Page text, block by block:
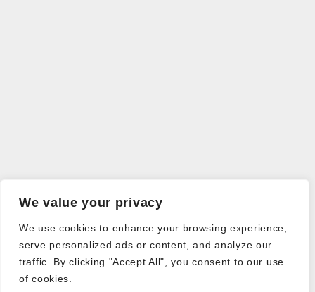
We value your privacy
We use cookies to enhance your browsing experience,
serve personalized ads or content, and analyze our
traffic. By clicking "Accept All", you consent to our use
of cookies.